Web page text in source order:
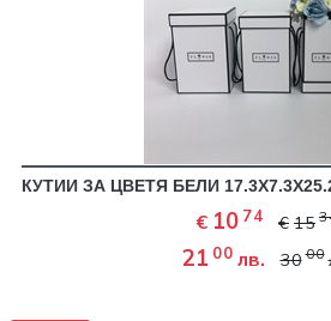
КУТИИ ЗА ЦВЕТЯ БЕЛИ
€ 10 74 € 15
21 00 лв. 30 00